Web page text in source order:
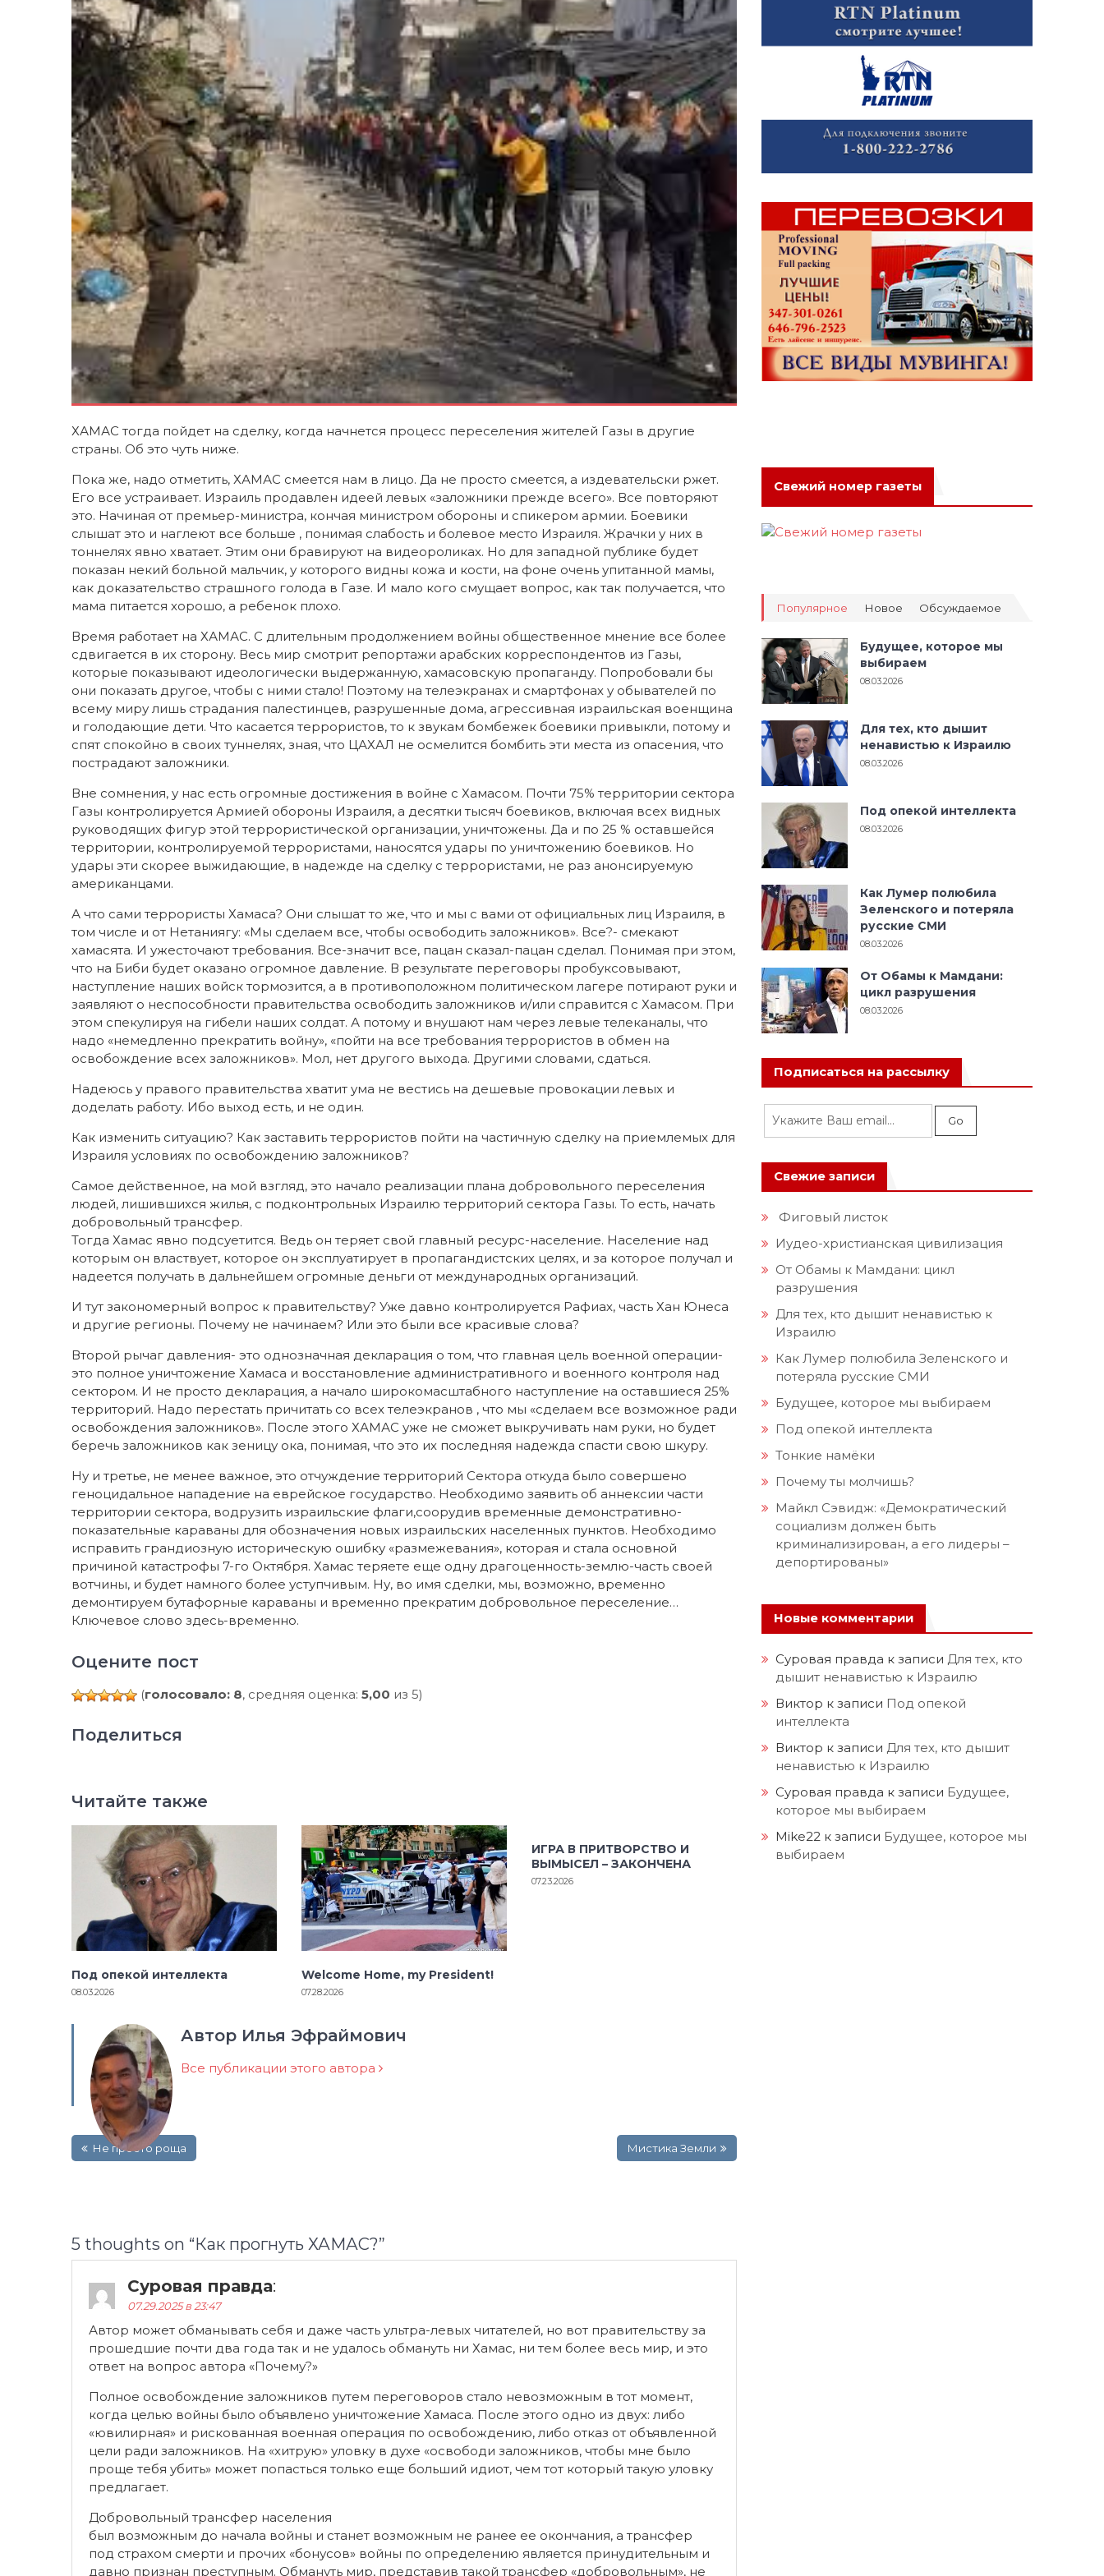
ХАМАС тогда пойдет на сделку, когда начнется процесс переселения жителей Газы в другие
страны. Об это чуть ниже.
Пока же, надо отметить, ХАМАС смеется нам в лицо. Да не просто смеется, а издевательски ржет.
Его все устраивает. Израиль продавлен идеей левых «заложники прежде всего». Все повторяют
это. Начиная от премьер-министра, кончая министром обороны и спикером армии. Боевики
слышат это и наглеют все больше , понимая слабость и болевое место Израиля. Жрачки у них в
тоннелях явно хватает. Этим они бравируют на видеороликах. Но для западной публике будет
показан некий больной мальчик, у которого видны кожа и кости, на фоне очень упитанной мамы,
как доказательство страшного голода в Газе. И мало кого смущает вопрос, как так получается, что
мама питается хорошо, а ребенок плохо.
Время работает на ХАМАС. С длительным продолжением войны общественное мнение все более
сдвигается в их сторону. Весь мир смотрит репортажи арабских корреспондентов из Газы,
которые показывают идеологически выдержанную, хамасовскую пропаганду. Попробовали бы
они показать другое, чтобы с ними стало! Поэтому на телеэкранах и смартфонах у обывателей по
всему миру лишь страдания палестинцев, разрушенные дома, агрессивная израильская военщина
и голодающие дети. Что касается террористов, то к звукам бомбежек боевики привыкли, потому и
спят спокойно в своих туннелях, зная, что ЦАХАЛ не осмелится бомбить эти места из опасения, что
пострадают заложники.
Вне сомнения, у нас есть огромные достижения в войне с Хамасом. Почти 75% территории сектора
Газы контролируется Армией обороны Израиля, а десятки тысяч боевиков, включая всех видных
руководящих фигур этой террористической организации, уничтожены. Да и по 25 % оставшейся
территории, контролируемой террористами, наносятся удары по уничтожению боевиков. Но
удары эти скорее выжидающие, в надежде на сделку с террористами, не раз анонсируемую
американцами.
А что сами террористы Хамаса? Они слышат то же, что и мы с вами от официальных лиц Израиля, в
том числе и от Нетаниягу: «Мы сделаем все, чтобы освободить заложников». Все?- смекают
хамасята. И ужесточают требования. Все-значит все, пацан сказал-пацан сделал. Понимая при этом,
что на Биби будет оказано огромное давление. В результате переговоры пробуксовывают,
наступление наших войск тормозится, а в противоположном политическом лагере потирают руки и
заявляют о неспособности правительства освободить заложников и/или справится с Хамасом. При
этом спекулируя на гибели наших солдат. А потому и внушают нам через левые телеканалы, что
надо «немедленно прекратить войну», «пойти на все требования террористов в обмен на
освобождение всех заложников». Мол, нет другого выхода. Другими словами, сдаться.
Надеюсь у правого правительства хватит ума не вестись на дешевые провокации левых и
доделать работу. Ибо выход есть, и не один.
Как изменить ситуацию? Как заставить террористов пойти на частичную сделку на приемлемых для
Израиля условиях по освобождению заложников?
Самое действенное, на мой взгляд, это начало реализации плана добровольного переселения
людей, лишившихся жилья, с подконтрольных Израилю территорий сектора Газы. То есть, начать
добровольный трансфер.
Тогда Хамас явно подсуетится. Ведь он теряет свой главный ресурс-население. Население над
которым он властвует, которое он эксплуатирует в пропагандистских целях, и за которое получал и
надеется получать в дальнейшем огромные деньги от международных организаций.
И тут закономерный вопрос к правительству? Уже давно контролируется Рафиах, часть Хан Юнеса
и другие регионы. Почему не начинаем? Или это были все красивые слова?
Второй рычаг давления- это однозначная декларация о том, что главная цель военной операции-
это полное уничтожение Хамаса и восстановление административного и военного контроля над
сектором. И не просто декларация, а начало широкомасштабного наступление на оставшиеся 25%
территорий. Надо перестать причитать со всех телеэкранов , что мы «сделаем все возможное ради
освобождения заложников». После этого ХАМАС уже не сможет выкручивать нам руки, но будет
беречь заложников как зеницу ока, понимая, что это их последняя надежда спасти свою шкуру.
Ну и третье, не менее важное, это отчуждение территорий Сектора откуда было совершено
геноцидальное нападение на еврейское государство. Необходимо заявить об аннексии части
территории сектора, водрузить израильские флаги,соорудив временные демонстративно-
показательные караваны для обозначения новых израильских населенных пунктов. Необходимо
исправить грандиозную историческую ошибку «размежевания», которая и стала основной
причиной катастрофы 7-го Октября. Хамас теряете еще одну драгоценность-землю-часть своей
вотчины, и будет намного более уступчивым. Ну, во имя сделки, мы, возможно, временно
демонтируем бутафорные караваны и временно прекратим добровольное переселение…
Ключевое слово здесь-временно.
Оцените пост
(голосовало: 8, средняя оценка: 5,00 из 5)
Поделиться
Читайте также
Под опекой интеллекта
08.03.2026
Welcome Home, my President!
07.28.2026
ИГРА В ПРИТВОРСТВО И
ВЫМЫСЕЛ – ЗАКОНЧЕНА
07.23.2026
Автор Илья Эфраймович
Все публикации этого автора
Навигация
по Не просто роща Мистика Земли
5 thoughts on “Кaк прогнуть ХАМАС?”
Суровая правда:
07.29.2025 в 23:47
Автор может обманывать себя и даже часть ультра-левых читателей, но вот правительству за
прошедшие почти два года так и не удалось обмануть ни Хамас, ни тем более весь мир, и это
ответ на вопрос автора «Почему?»
Полное освобождение заложников путем переговоров стало невозможным в тот момент,
когда целью войны было объявлено уничтожение Хамаса. После этого одно из двух: либо
«ювилирная» и рискованная военная операция по освобождению, либо отказ от объявленной
цели ради заложников. На «хитрую» уловку в духе «освободи заложников, чтобы мне было
проще тебя убить» может попасться только еще больший идиот, чем тот который такую уловку
предлагает.
Добровольный трансфер населения
был возможным до начала войны и станет возможным не ранее ее окончания, а трансфер
под страхом смерти и прочих «бонусов» войны по определению является принудительным и
давно признан преступным. Обмануть мир, представив такой трансфер «добровольным», не
Свежий номер газеты
Популярное Новое Обсуждаемое
Будущее, которое мы
выбираем
08.03.2026
Для тех, кто дышит
ненавистью к Израилю
08.03.2026
Под опекой интеллекта
08.03.2026
Как Лумер полюбила
Зеленского и потеряла
русские СМИ
08.03.2026
От Обамы к Мамдани:
цикл разрушения
08.03.2026
Подписаться на рассылку
Свежие записи
Фиговый листок
Иудео-христианская цивилизация
От Обамы к Мамдани: цикл
разрушения
Для тех, кто дышит ненавистью к
Израилю
Как Лумер полюбила Зеленского и
потеряла русские СМИ
Будущее, которое мы выбираем
Под опекой интеллекта
Тонкие намёки
Почему ты молчишь?
Майкл Сэвидж: «Демократический
социализм должен быть
криминализирован, а его лидеры –
депортированы»
Новые комментарии
Суровая правда к записи Для тех, кто
дышит ненавистью к Израилю
Виктор к записи Под опекой
интеллекта
Виктор к записи Для тех, кто дышит
ненавистью к Израилю
Суровая правда к записи Будущее,
которое мы выбираем
Mike22 к записи Будущее, которое мы
выбираем